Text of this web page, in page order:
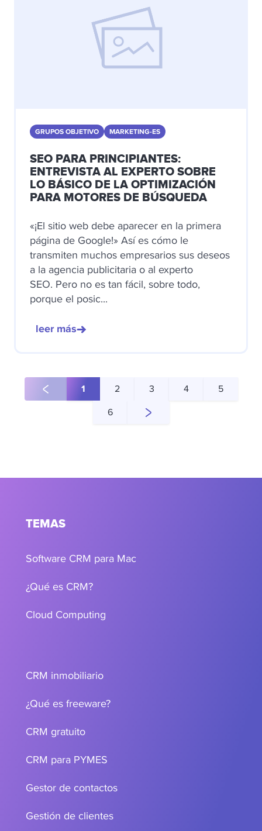
GRUPOS OBJETIVO MARKETING-ES
SEO PARA PRINCIPIANTES:
ENTREVISTA AL EXPERTO SOBRE
LO BÁSICO DE LA OPTIMIZACIÓN
PARA MOTORES DE BÚSQUEDA
«¡El sitio web debe aparecer en la primera
página de Google!» Así es cómo le
transmiten muchos empresarios sus deseos
a la agencia publicitaria o al experto
SEO. Pero no es tan fácil, sobre todo,
porque el posic...
leer más
1 2 3 4
5
6
TEMAS
Software CRM para Mac
¿Qué es CRM?
Cloud Computing
CRM inmobiliario
¿Qué es freeware?
CRM gratuito
CRM para PYMES
Gestor de contactos
Gestión de clientes